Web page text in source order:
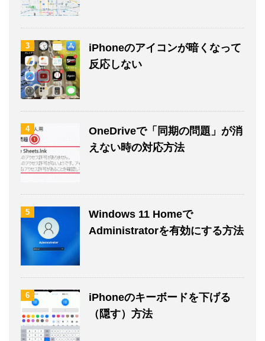
3
iPhoneのアイコンが暗くなって
反応しない
4
OneDriveで「同期の問題」が消
えない時の対応方法
5
Windows 11 Homeで
Administratorを有効にする方法
6
iPhoneのキーボードを下げる
（隠す）方法